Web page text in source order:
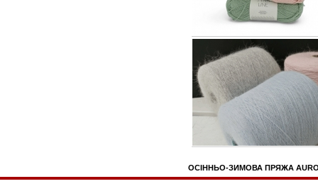
ОСІННЬО-ЗИМОВА ПРЯЖА